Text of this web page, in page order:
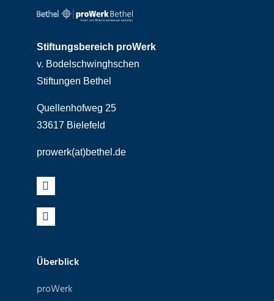
Stiftungsbereich proWerk
v. Bodelschwinghschen
Stiftungen Bethel
Quellenhofweg 25
33617 Bielefeld
prowerk(at)bethel.de
Überblick
proWerk